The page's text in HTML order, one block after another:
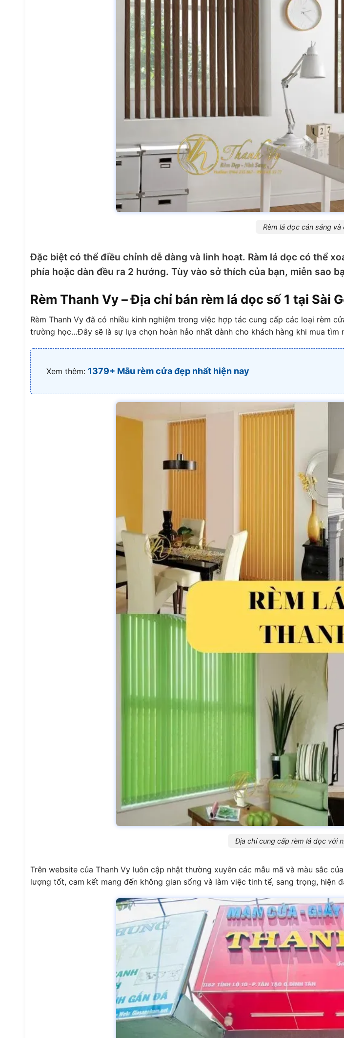
Rèm lá dọc cản sáng
Đặc biệt có thể điều chỉnh dễ dàng và linh hoạt. Ràm lá dọc có thể
phía hoặc dàn đều ra 2 hướng. Tùy vào sở thích của bạn, miễn sao
Rèm Thanh Vy – Địa chỉ bán rèm lá dọc số 1 tại Sài
Rèm Thanh Vy đã có nhiều kinh nghiệm trong việc hợp tác cung cấp các loại rèm
trường học…Đây sẽ là sự lựa chọn hoàn hảo nhất dành cho khách hàng khi mua tìm
Xem thêm: 1379+ Mẫu rèm cửa đẹp nhất hiện nay
Địa chỉ cung cấp rèm lá dọc với
Trên website của Thanh Vy luôn cập nhật thường xuyên các mẫu mã và màu sắc
lượng tốt, cam kết mang đến không gian sống và làm việc tinh tế, sang trọng, hiện